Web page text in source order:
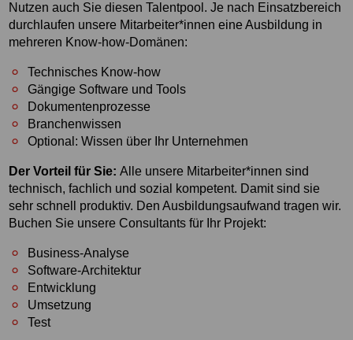
Nutzen auch Sie diesen Talentpool. Je nach Einsatzbereich
durchlaufen unsere Mitarbeiter*innen eine Ausbildung in
mehreren Know-how-Domänen:
Technisches Know-how
Gängige Software und Tools
Dokumentenprozesse
Branchenwissen
Optional: Wissen über Ihr Unternehmen
Der Vorteil für Sie:Alle unsere Mitarbeiter*innen sind
technisch, fachlich und sozial kompetent. Damit sind sie
sehr schnell produktiv. Den Ausbildungsaufwand tragen wir.
Buchen Sie unsere Consultants für Ihr Projekt:
Business-Analyse
Software-Architektur
Entwicklung
Umsetzung
Test